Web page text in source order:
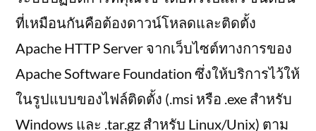
ที่เหมือนกันคือต้องดาวน์โหลดและติดตั้ง
Apache HTTP Server จากเว็บไซต์ทางการของ
Apache Software Foundation ซึ่งให้บริการไว้ให้
ในรูปแบบของไฟล์ติดตั้ง (.msi หรือ .exe สำหรับ
Windows และ .tar.gz สำหรับ Linux/Unix) ตาม